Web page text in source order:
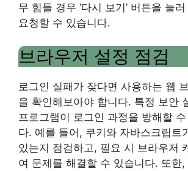
무 힘들 경우 ‘다시 보기’ 버튼을 눌
요청할 수 있습니다.
브라우저 설정 점검
로그인 실패가 잦다면 사용하는 웹
을 확인해보아야 합니다. 특정 보안
프로그램이 로그인 과정을 방해할
다. 예를 들어, 쿠키와 자바스크립트
있는지 점검하고, 필요 시 브라우저
여 문제를 해결할 수 있습니다. 또한,